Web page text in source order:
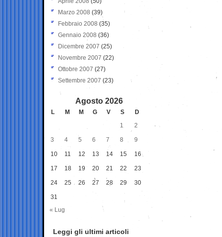
Marzo 2008 (39)
Febbraio 2008 (35)
Gennaio 2008 (36)
Dicembre 2007 (25)
Novembre 2007 (22)
Ottobre 2007 (27)
Settembre 2007 (23)
Agosto 2026
L M M G V S
D
1
2
3 4 5 6 7 8 9
10 11 12 13 14 15 16
17 18 19 20 21 22 23
24 25 26 27 28 29 30
31
« Lug
Leggi gli ultimi articoli